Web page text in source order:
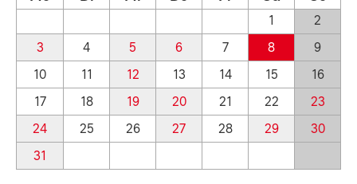
1
2
3
4 5 6 7 8
9
10
11 12 13 14 15
16
17
18 19 20 21 22
23
24
25 26 27 28 29
30
31